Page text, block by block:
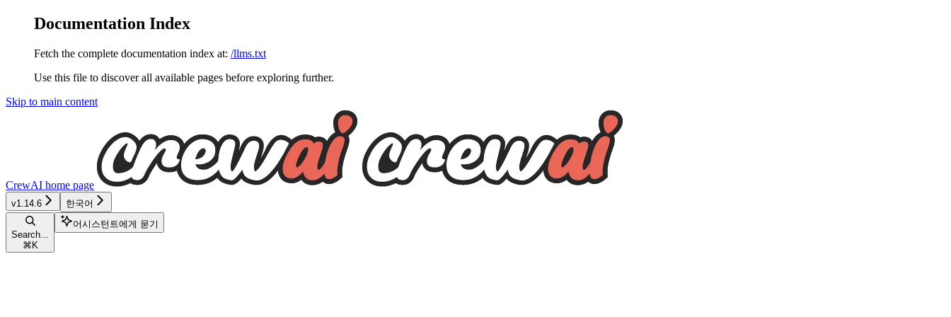
Documentation Index
Fetch the complete documentation index at: /llms.txt
Use this file to discover all available pages before exploring further.
Skip to main content
CrewAI home page
v1.14.6 한국어
Search...
⌘ K
어시스턴트에게 묻기